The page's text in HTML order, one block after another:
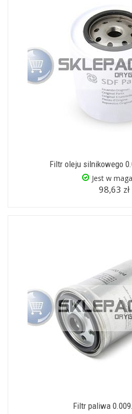
Filtr oleju silnikowego
Jest w
98,63 zł
Filtr paliwa